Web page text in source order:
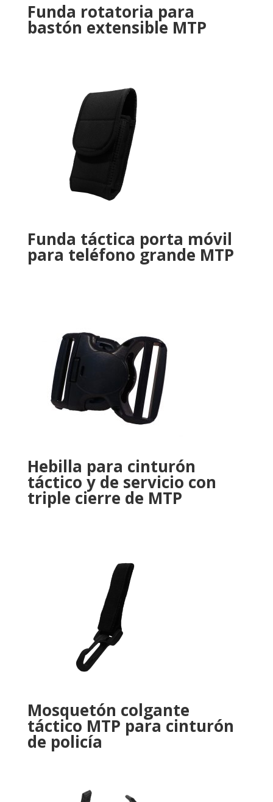
Funda rotatoria para
bastón extensible MTP
Funda táctica porta móvil
para teléfono grande MTP
Hebilla para cinturón
táctico y de servicio con
triple cierre de MTP
Mosquetón colgante
táctico MTP para cinturón
de policía